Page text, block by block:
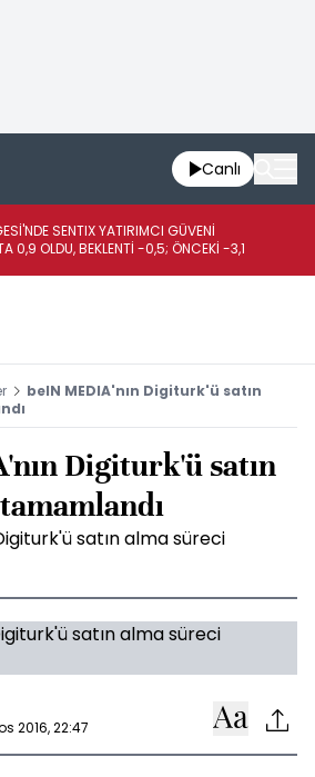
Canlı
SENTIX YATIRIMCI GÜVENİ
0,9 OLDU, BEKLENTİ -0,5; ÖNCEKİ -3,1
beIN MEDIA'nın Digiturk'ü satın
Digiturk'ü satın
satın alma süreci
2016, 22:47